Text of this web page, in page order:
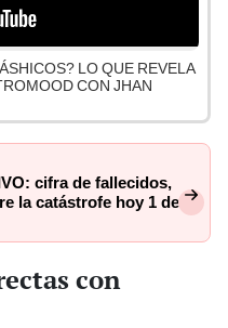
LO QUE REVELA
CON JHAN
cifra de fallecidos,
la catástrofe hoy 1 de
con